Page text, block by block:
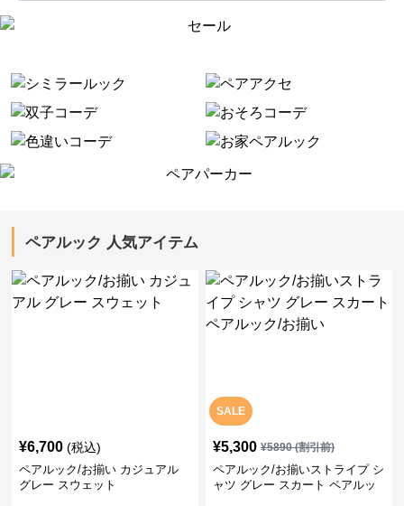
ペアルック 人気アイテム
¥6,700 (税込)
ペアルック/お揃い カジュアル
グレー スウェット
SALE
¥5,300 ¥5890(割引前)
ペアルック/お揃いストライプ シ
ャツ グレー スカート ペアルッ